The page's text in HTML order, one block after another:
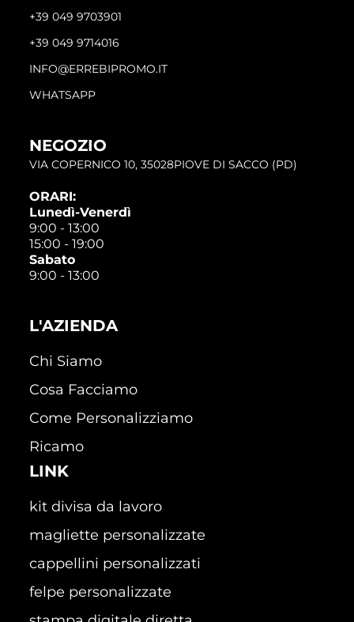
+39 049 9703901
+39 049 9714016
INFO@ERREBIPROMO.IT
WHATSAPP
NEGOZIO
VIA COPERNICO 10, 35028PIOVE DI SACCO (PD)
ORARI:
Lunedì-Venerdì
9:00 - 13:00
15:00 - 19:00
Sabato
9:00 - 13:00
L'AZIENDA
Chi Siamo
Cosa Facciamo
Come Personalizziamo
Ricamo
LINK
kit divisa da lavoro
magliette personalizzate
cappellini personalizzati
felpe personalizzate